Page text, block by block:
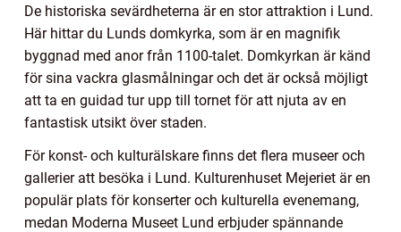
De historiska sevärdheterna är en stor attraktion i Lund.
Här hittar du Lunds domkyrka, som är en magnifik
byggnad med anor från 1100-talet. Domkyrkan är känd
för sina vackra glasmålningar och det är också möjligt
att ta en guidad tur upp till tornet för att njuta av en
fantastisk utsikt över staden.
För konst- och kulturälskare finns det flera museer och
gallerier att besöka i Lund. Kulturenhuset Mejeriet är en
populär plats för konserter och kulturella evenemang,
medan Moderna Museet Lund erbjuder spännande